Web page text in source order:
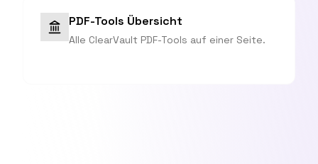
PDF-Tools Übersicht
Alle ClearVault PDF-Tools auf einer Seite.